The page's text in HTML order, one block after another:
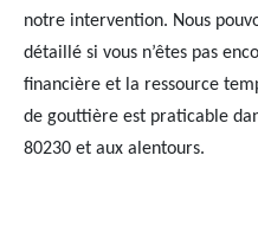
notre intervention. Nous
détaillé si vous n’êtes pas
financière et la ressource
de gouttière est praticable
80230 et aux alentours.